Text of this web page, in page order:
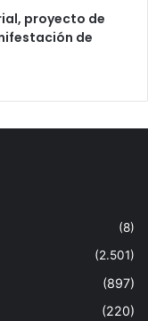
proyecto de
de
(8)
(2.501)
(897)
(220)